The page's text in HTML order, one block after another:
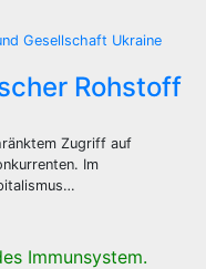
Gesellschaft Ukraine
Rohstoff
Zugriff auf
Im
Immunsystem.